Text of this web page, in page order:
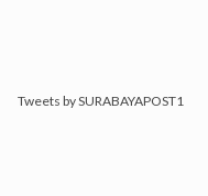
Tweets by SURABAYAPOST1